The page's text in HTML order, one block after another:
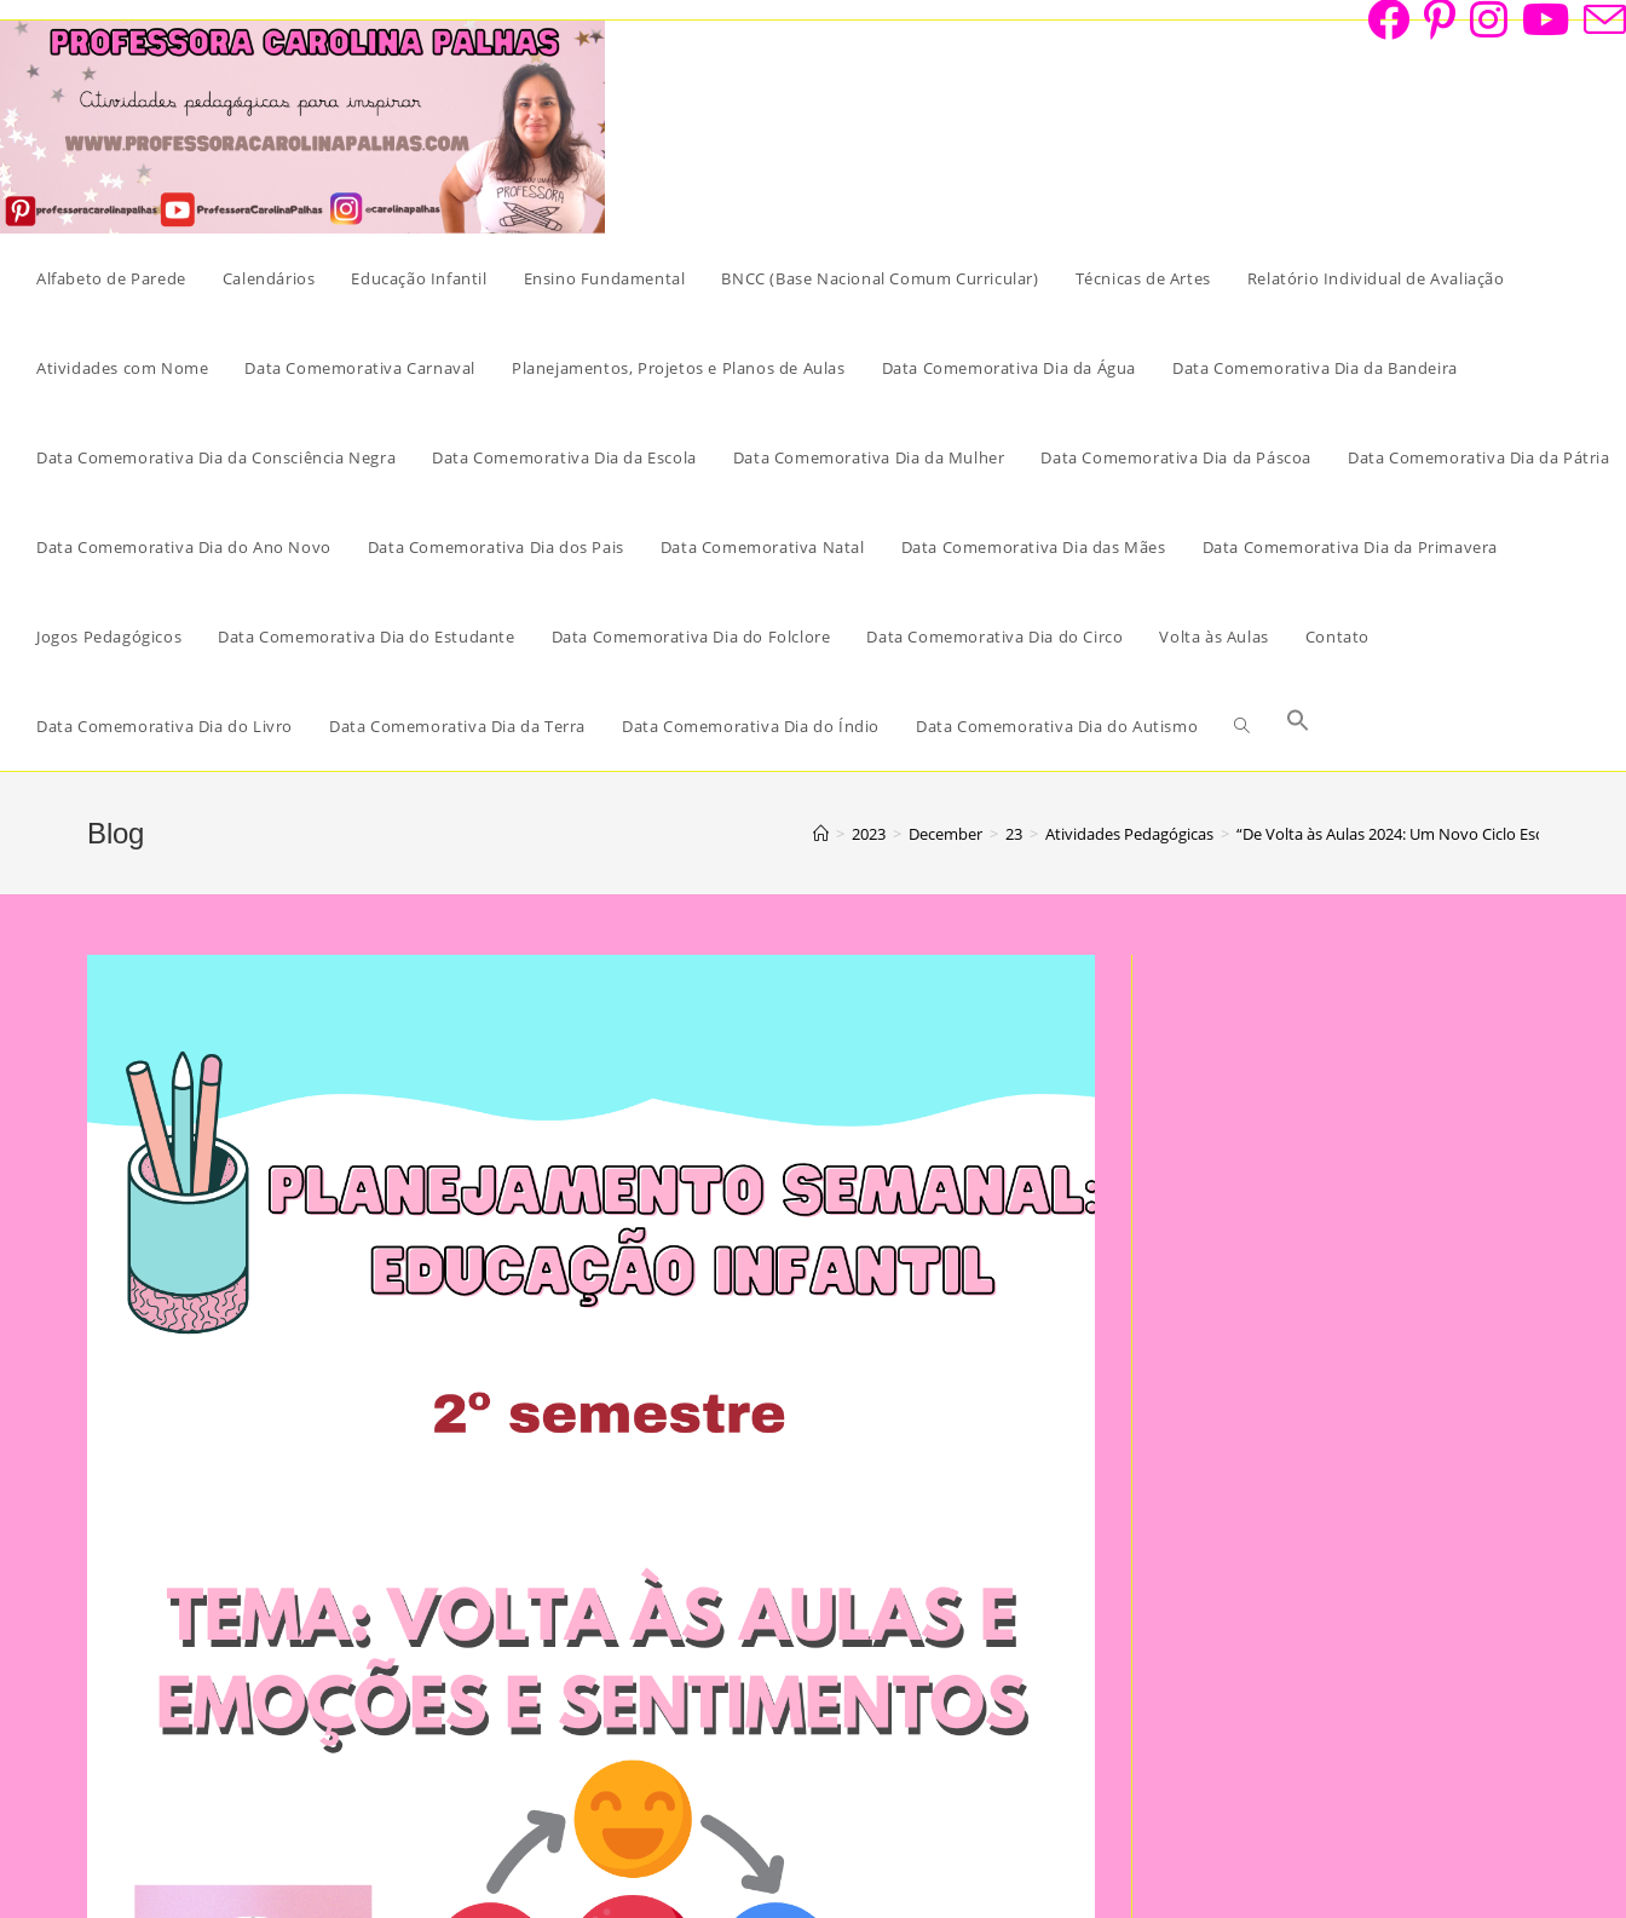
Skip
content
Alfabeto de Parede Calendários Educação Infantil Ensino Fundamental BNCC (Base Nacional Comum Curricular) Técnicas de Artes Relatório Individual de Avaliação
Atividades com Nome Data Comemorativa Carnaval Planejamentos, Projetos e Planos de Aulas Data Comemorativa Dia da Água Data Comemorativa Dia da Bandeira
Data Comemorativa Dia da Consciência Negra Data Comemorativa Dia da Escola Data Comemorativa Dia da Mulher Data Comemorativa Dia da Páscoa Data Comemorativa Dia da Pátria
Data Comemorativa Dia do Ano Novo Data Comemorativa Dia dos Pais Data Comemorativa Natal Data Comemorativa Dia das Mães Data Comemorativa Dia da Primavera
Jogos Pedagógicos Data Comemorativa Dia do Estudante Data Comemorativa Dia do Folclore Data Comemorativa Dia do Circo Volta às Aulas Contato
Data Comemorativa Dia do Livro Data Comemorativa Dia da Terra Data Comemorativa Dia do Índio Data Comemorativa Dia do Autismo
Blog > 2023 > December > 23 > Atividades Pedagógicas > “De Volta às Aulas 2024: Um Novo Ciclo Escolar